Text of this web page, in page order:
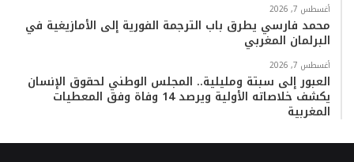
أغسطس 7, 2026
محمد فارسي يطرق باب الترجمة الفورية إلى الأمازيغية في
البرلمان المغربي
أغسطس 7, 2026
العبور إلى سبتة ومليلية.. المجلس الوطني لحقوق الإنسان
يكشف خلاصاته الأولية ويرصد 14 وفاة وفق المعطيات
المغربية